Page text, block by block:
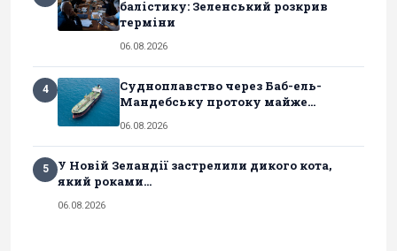
балістику: Зеленський розкрив
терміни
06.08.2026
4
Судноплавство через Баб-ель-
Мандебську протоку майже...
06.08.2026
5
У Новій Зеландії застрелили дикого кота,
який роками...
06.08.2026